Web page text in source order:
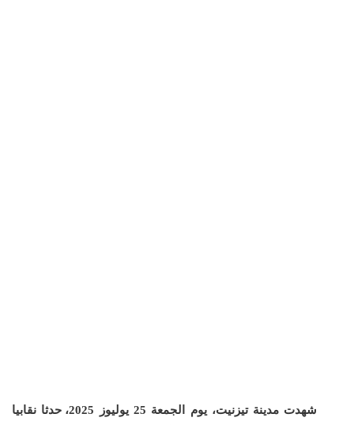
شهدت مدينة تيزنيت، يوم الجمعة 25 يوليوز 2025، حدثا نقابيا